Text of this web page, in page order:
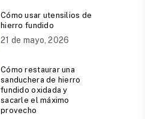
Cómo usar utensilios de
hierro fundido
21 de mayo, 2026
Cómo restaurar una
sanduchera de hierro
fundido oxidada y
sacarle el máximo
provecho